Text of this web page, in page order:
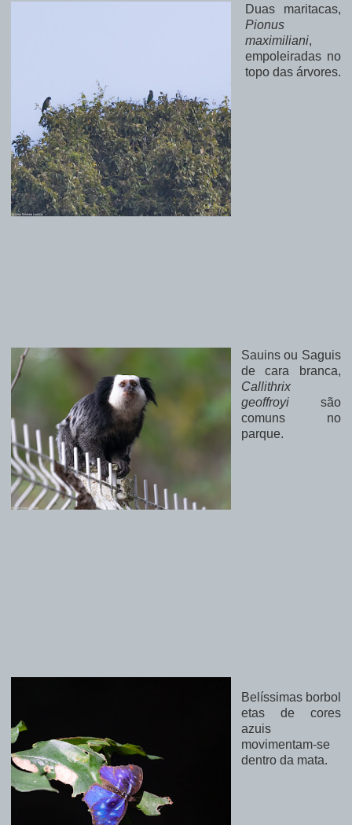
Duas maritacas,
Pionus
maximiliani,
empoleiradas no
topo das árvores.
Sauins ou Saguis
de cara branca,
Callithrix
geoffroyi
são
comuns no
parque.
Belíssimas borbol
etas de cores
azuis
movimentam-se
dentro da mata.